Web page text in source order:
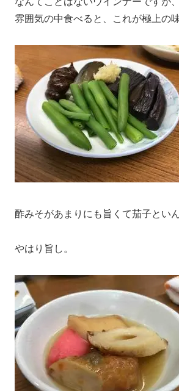
雰囲気の中食べると、これが極上の味
酢みそがあまりにも旨くて茄子とい
やはり旨し。